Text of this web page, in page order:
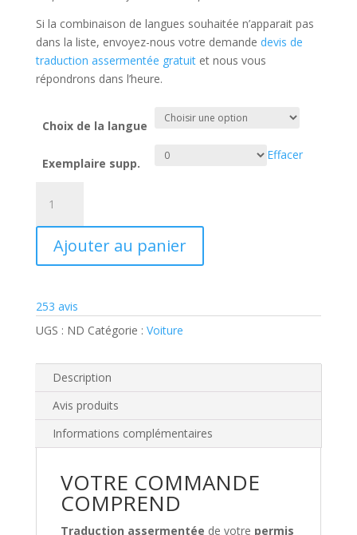
Si la combinaison de langues souhaitée n’apparait pas
dans la liste, envoyez-nous votre demande devis de
traduction assermentée gratuitet nous vous
répondrons dans l’heure.
Choix de la langue
Exemplaire supp.
Effacer
Traduction
permis
de
Ajouter au panier
253 avis
UGS : ND Catégorie : Voiture
Description
Avis produits
Informations complémentaires
VOTRE COMMANDE
COMPREND
Traduction assermentée de votre permis